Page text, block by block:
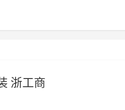
浙工商